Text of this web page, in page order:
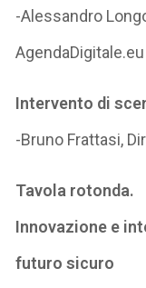
-Alessandro
Intervento di
-Bruno Frattasi,
Tavola rotonda.
Innovazione e
futuro sicuro